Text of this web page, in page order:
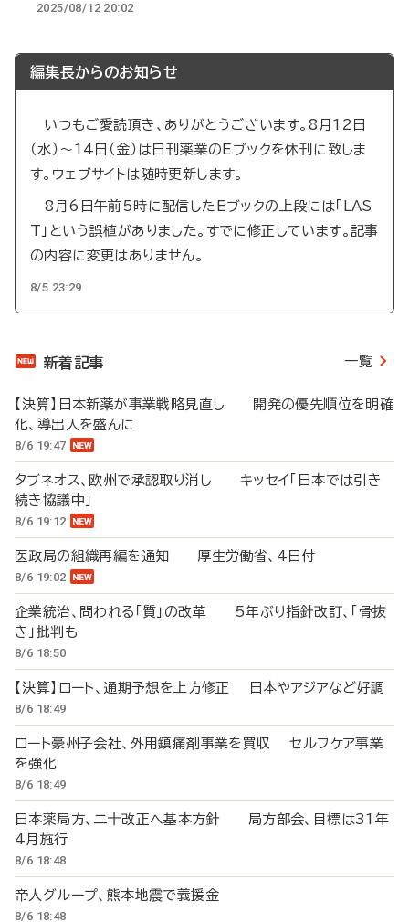
2025/08/12 20:02
編集長からのお知らせ
いつもご愛読頂き、ありがとうございます。8月12日
（水）～14日（金）は日刊薬業のEブックを休刊に致しま
す。ウェブサイトは随時更新します。
8月6日午前5時に配信したEブックの上段には「LAS
T」という誤植がありました。すでに修正しています。記事
の内容に変更はありません。
8/5 23:29
新着記事 一覧
【決算】日本新薬が事業戦略見直し 開発の優先順位を明確
化、導出入を盛んに
8/6 19:47
タブネオス、欧州で承認取り消し キッセイ「日本では引き
続き協議中」
8/6 19:12
医政局の組織再編を通知 厚生労働省、4日付
8/6 19:02
企業統治、問われる「質」の改革 5年ぶり指針改訂、「骨抜
き」批判も
8/6 18:50
【決算】ロート、通期予想を上方修正 日本やアジアなど好調
8/6 18:49
ロート豪州子会社、外用鎮痛剤事業を買収 セルフケア事業
を強化
8/6 18:49
日本薬局方、二十改正へ基本方針 局方部会、目標は31年
4月施行
8/6 18:48
帝人グループ、熊本地震で義援金
8/6 18:48